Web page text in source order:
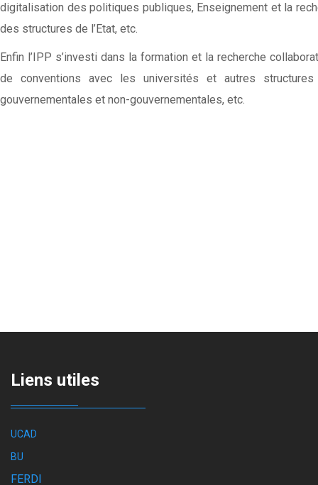
digitalisation des politiques publiques, Enseignement et la
des structures de l’Etat, etc.
Enfin l’IPP s’investi dans la formation et la recherche
de conventions avec les universités et autres
gouvernementales et non-gouvernementales, etc.
Liens utiles
UCAD
BU
FERDI